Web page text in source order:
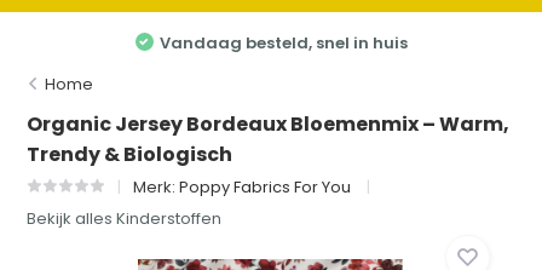
Vandaag besteld, snel in huis
Home
Organic Jersey Bordeaux Bloemenmix – Warm,
Trendy & Biologisch
Merk:Poppy Fabrics For You
Bekijk alles Kinderstoffen